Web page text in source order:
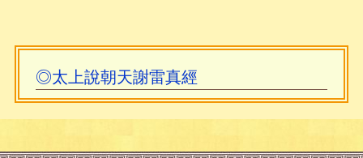
雷擊之因和謝雷之法。認爲人遭雷擊，是
因觸犯天條。天條有三十六條，計天雷、
地雷、人雷各十二條。內容大致言不忠不
◎太上說朝天謝雷真經